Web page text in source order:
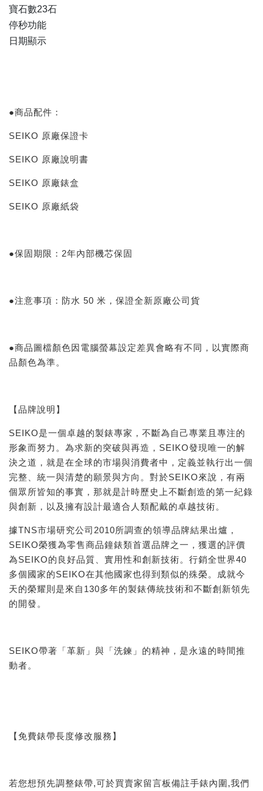
寶石數23石
停秒功能
日期顯示
●商品配件：
SEIKO 原廠保證卡
SEIKO 原廠說明書
SEIKO 原廠錶盒
SEIKO 原廠紙袋
●保固期限：2年內部機芯保固
●注意事項：防水 50 米，保證全新原廠公司貨
●商品圖檔顏色因電腦螢幕設定差異會略有不同，以實際商
品顏色為準。
【品牌說明】
SEIKO是一個卓越的製錶專家，不斷為自己專業且專注的
形象而努力。為求新的突破與再造，SEIKO發現唯一的解
決之道，就是在全球的市場與消費者中，定義並執行出一個
完整、統一與清楚的願景與方向。對於SEIKO來說，有兩
個眾所皆知的事實，那就是計時歷史上不斷創造的第一紀錄
與創新，以及擁有設計最適合人類配戴的卓越技術。
據TNS市場研究公司2010所調查的領導品牌結果出爐，
SEIKO榮獲為零售商品鐘錶類首選品牌之一，獲選的評價
為SEIKO的良好品質、實用性和創新技術。行銷全世界40
多個國家的SEIKO在其他國家也得到類似的殊榮。成就今
天的榮耀則是來自130多年的製錶傳統技術和不斷創新領先
的開發。
SEIKO帶著「革新」與「洗鍊」的精神，是永遠的時間推
動者。
【免費錶帶長度修改服務】
若您想預先調整錶帶,可於買賣家留言板備註手錶內圍,我們